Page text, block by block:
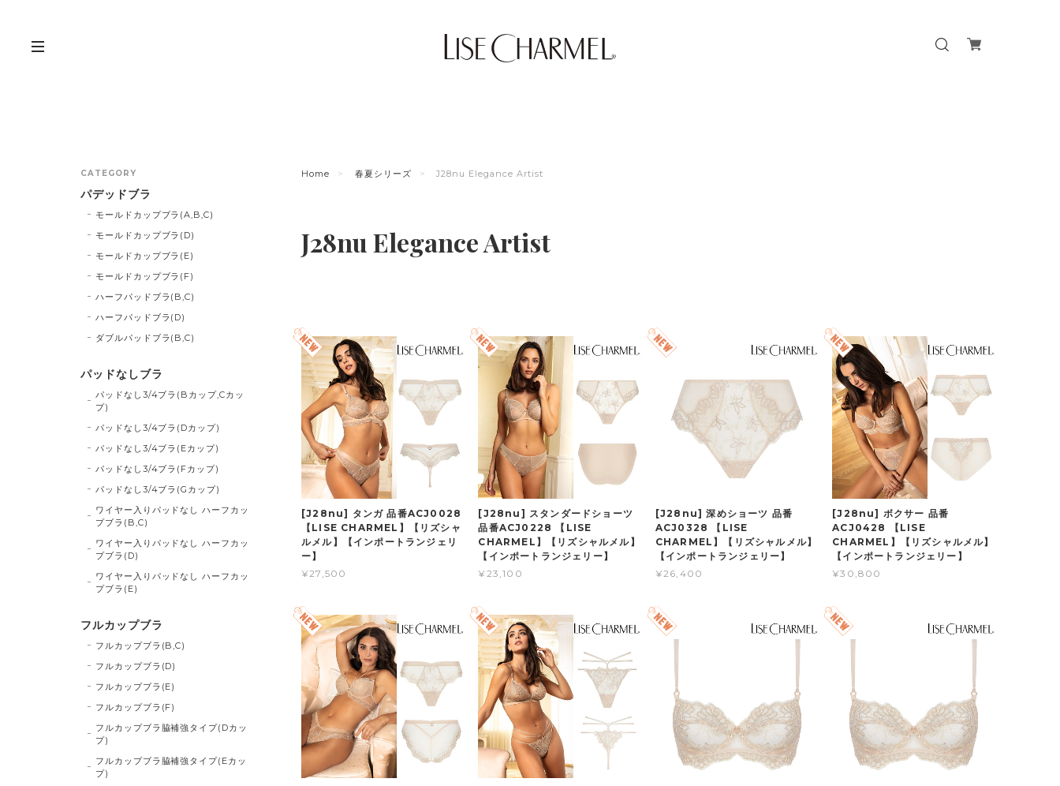
Home 春夏シリーズ J28nu Elegance Artist
J28nu Elegance Artist
[J28nu] タンガ 品番ACJ0028
【LISE CHARMEL】【リズシャ
ルメル】【インポートランジェリ
ー】
¥27,500
[J28nu] スタンダードショーツ
品番ACJ0228 【LISE
CHARMEL】【リズシャルメル】
【インポートランジェリー】
¥23,100
[J28nu] 深めショーツ 品番
ACJ0328 【LISE
CHARMEL】【リズシャルメル】
【インポートランジェリー】
¥26,400
[J28nu] ボクサー 品番
ACJ0428 【LISE
CHARMEL】【リズシャルメル】
【インポートランジェリー】
¥30,800
CATEGORY
パデッドブラ
モールドカップブラ(A,B,C)
モールドカップブラ(D)
モールドカップブラ(E)
モールドカップブラ(F)
ハーフパッドブラ(B,C)
ハーフパッドブラ(D)
ダブルパッドブラ(B,C)
パッドなしブラ
パッドなし3/4ブラ(Bカップ,Cカッ
プ)
パッドなし3/4ブラ(Dカップ)
パッドなし3/4ブラ(Eカップ)
パッドなし3/4ブラ(Fカップ)
パッドなし3/4ブラ(Gカップ)
ワイヤー入りパッドなし ハーフカッ
プブラ(B,C)
ワイヤー入りパッドなし ハーフカッ
プブラ(D)
ワイヤー入りパッドなし ハーフカッ
プブラ(E)
フルカップブラ
フルカップブラ(B,C)
フルカップブラ(D)
フルカップブラ(E)
フルカップブラ(F)
フルカップブラ脇補強タイプ(Dカッ
プ)
フルカップブラ脇補強タイプ(Eカッ
プ)